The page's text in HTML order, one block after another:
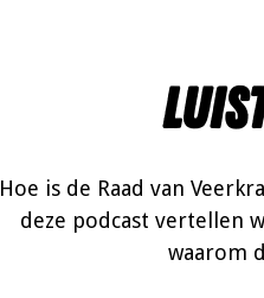
Hoe is de Raad van
deze podcast vertellen
waarom